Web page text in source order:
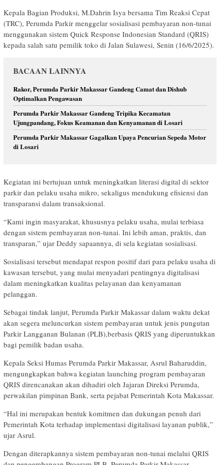
Kepala Bagian Produksi, M.Dahrin Isya bersama Tim Reaksi Cepat
(TRC), Perumda Parkir menggelar sosialisasi pembayaran non-tunai
menggunakan sistem Quick Response Indonesian Standard (QRIS)
kepada salah satu pemilik toko di Jalan Sulawesi, Senin (16/6/2025).
BACAAN LAINNYA
Rakor, Perumda Parkir Makassar Gandeng Camat dan Dishub
Optimalkan Pengawasan
Perumda Parkir Makassar Gandeng Tripika Kecamatan
Ujungpandang, Fokus Keamanan dan Kenyamanan di Losari
Perumda Parkir Makassar Gagalkan Upaya Pencurian Sepeda Motor
di Losari
Kegiatan ini bertujuan untuk meningkatkan literasi digital di sektor
parkir dan pelaku usaha mikro, sekaligus mendukung efisiensi dan
transparansi dalam transaksional.
“Kami ingin masyarakat, khususnya pelaku usaha, mulai terbiasa
dengan sistem pembayaran non-tunai. Ini lebih aman, praktis, dan
transparan,” ujar Deddy sapaannya, di sela kegiatan sosialisasi.
Sosialisasi tersebut mendapat respon positif dari para pelaku usaha di
kawasan tersebut, yang mulai menyadari pentingnya digitalisasi
dalam meningkatkan kualitas pelayanan dan kenyamanan
pelanggan.
Sebagai tindak lanjut, Perumda Parkir Makassar dalam waktu dekat
akan segera meluncurkan sistem pembayaran untuk jenis pungutan
Parkir Langganan Bulanan (PLB),berbasis QRIS yang diperuntukkan
bagi pemilik badan usaha.
Kepala Seksi Humas Perumda Parkir Makassar, Asrul Baharuddin,
mengungkapkan bahwa kegiatan launching program pembayaran
QRIS direncanakan akan dihadiri oleh Jajaran Direksi Perumda,
perwakilan pimpinan Bank, serta pejabat Pemerintah Kota Makassar.
“Hal ini merupakan bentuk komitmen dan dukungan penuh dari
Pemerintah Kota terhadap implementasi digitalisasi layanan publik,”
ujar Asrul.
Dengan diterapkannya sistem pembayaran non-tunai melalui QRIS